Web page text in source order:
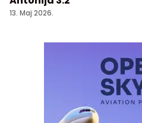
13. Maj 2026.